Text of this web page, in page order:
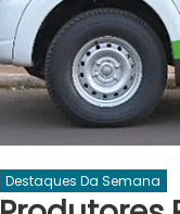
Destaques Da Semana